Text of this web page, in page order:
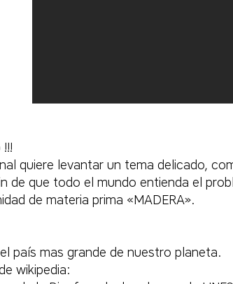
quiere levantar un tema delicado,
de que todo el mundo entienda el
de materia prima «MADERA».
país mas grande de nuestro planeta.
wikipedia: